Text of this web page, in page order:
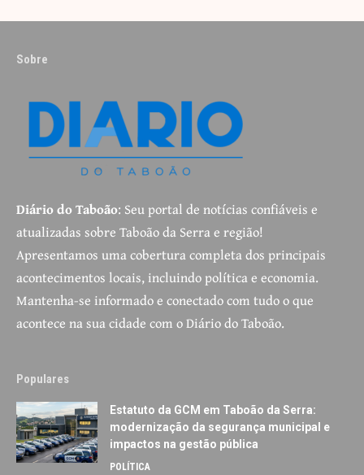
Sobre
Diário do Taboão: Seu portal de notícias confiáveis e
atualizadas sobre Taboão da Serra e região!
Apresentamos uma cobertura completa dos principais
acontecimentos locais, incluindo política e economia.
Mantenha-se informado e conectado com tudo o que
acontece na sua cidade com o Diário do Taboão.
Populares
Estatuto da GCM em Taboão da Serra:
modernização da segurança municipal e
impactos na gestão pública
POLÍTICA